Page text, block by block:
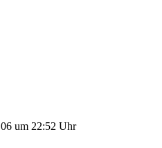
um 22:52 Uhr